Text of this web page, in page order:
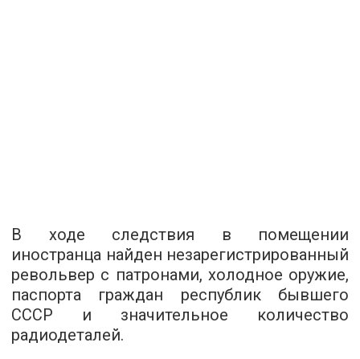
В ходе следствия в помещении
иностранца найден незарегистрированный
револьвер с патронами, холодное оружие,
паспорта граждан республик бывшего
СССР и значительное количество
радиодеталей.